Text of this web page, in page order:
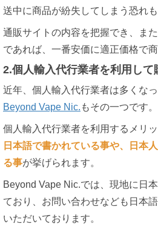
送中に商品が紛失してしまう恐れも
通販サイトの内容を把握でき、ま
であれば、一番安価に適正価格で
2.個人輸入代行業者を利用して
近年、個人輸入代行業者は多くなっ
Beyond Vape Nic. もその一つです。
個人輸入代行業者を利用するメリッ
日本語で書かれている事や、日本
る事が挙げられます。
Beyond Vape Nic.では、現地に日
ており、お問い合わせなども日本
いただいております。